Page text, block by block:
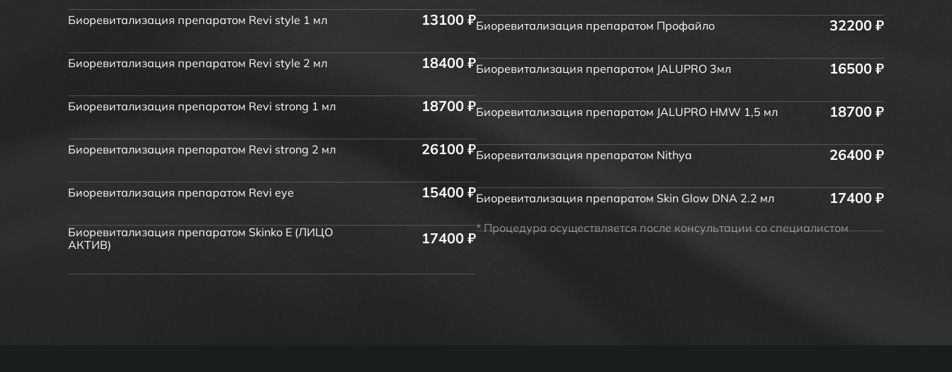
Биоревитализация препаратом Revi style 1 мл 13100 ₽
Биоревитализация препаратом Revi style 2 мл 18400 ₽
Биоревитализация препаратом Revi strong 1 мл 18700 ₽
Биоревитализация препаратом Revi strong 2 мл 26100 ₽
Биоревитализация препаратом Revi eye 15400 ₽
Биоревитализация препаратом Skinko E (ЛИЦО
АКТИВ)
17400 ₽
Биоревитализация препаратом Профайло 32200 ₽
Биоревитализация препаратом JALUPRO 3мл 16500 ₽
Биоревитализация препаратом JALUPRO HMW 1,5 мл 18700 ₽
Биоревитализация препаратом Nithya 26400 ₽
Биоревитализация препаратом Skin Glow DNA 2.2 мл 17400 ₽
* Процедура осуществляется после консультации со специалистом